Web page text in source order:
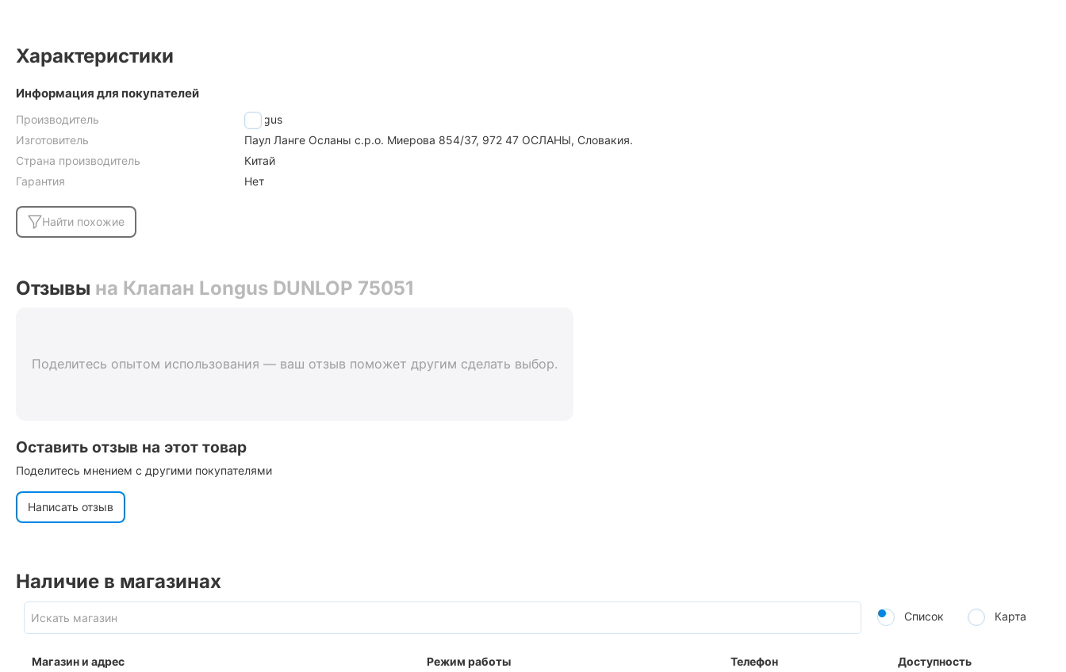
Характеристики
Информация для покупателей
Производитель
Longus
Изготовитель
Паул Ланге Осланы с.р.о. Миерова 854/37, 972 47 ОСЛАНЫ, Словакия.
Страна производитель
Китай
Гарантия
Нет
Найти похожие
Отзывы на Клапан Longus DUNLOP 75051
Поделитесь опытом использования — ваш отзыв поможет другим сделать выбор.
Оставить отзыв на этот товар
Поделитесь мнением с другими покупателями
Написать отзыв
Наличие в магазинах
Список Карта
Магазин и адрес Режим работы Телефон Доступность